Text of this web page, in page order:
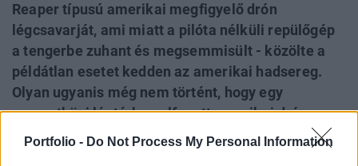
Portfolio - Do Not Process My Personal Information
Reaper típusú amerikai megfigyelő drón
légcsavarját, ami miatt a pilóta nélküli repülőgép
a tengerbe zuhant és megsemmisült - közölte a
példátlan esetet kedden az amerikai hadsereg.
Olyan ugyanis még nem történt, hogy egy
nemzetközi légtérben elfogott amerikai drón a
tengerbe is zuhanjon, most ráadásul egy 56 millió